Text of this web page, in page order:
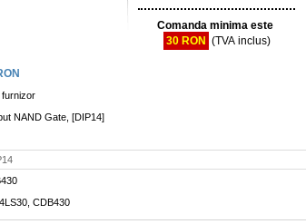
Comanda minima este
30 RON (TVA inclus)
NAND Gate, [DIP14]
CDB430